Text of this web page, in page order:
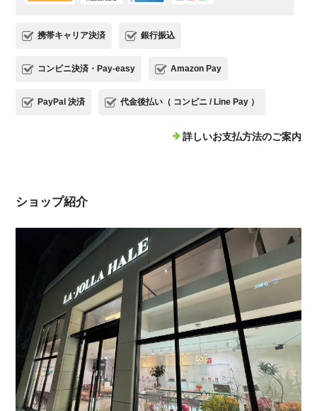
携帯キャリア決済 銀行振込
コンビニ決済・Pay-easy Amazon Pay
PayPal 決済 代金後払い（ コンビニ / Line Pay ）
詳しいお支払方法のご案内
ショップ紹介